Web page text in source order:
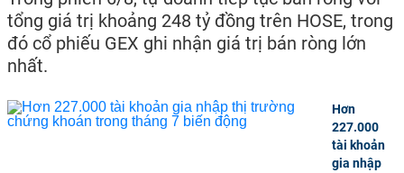
tổng giá trị khoảng 248 tỷ đồng trên HOSE, trong
đó cổ phiếu GEX ghi nhận giá trị bán ròng lớn
nhất.
Hơn
227.000
tài khoản
gia nhập